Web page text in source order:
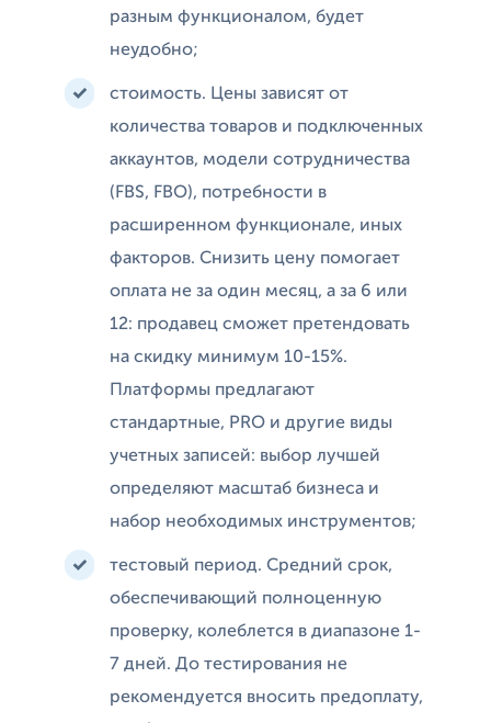
разным функционалом, будет
неудобно;
стоимость. Цены зависят от
количества товаров и подключенных
аккаунтов, модели сотрудничества
(FBS, FBO), потребности в
расширенном функционале, иных
факторов. Снизить цену помогает
оплата не за один месяц, а за 6 или
12: продавец сможет претендовать
на скидку минимум 10-15%.
Платформы предлагают
стандартные, PRO и другие виды
учетных записей: выбор лучшей
определяют масштаб бизнеса и
набор необходимых инструментов;
тестовый период. Средний срок,
обеспечивающий полноценную
проверку, колеблется в диапазоне 1-
7 дней. До тестирования не
рекомендуется вносить предоплату,